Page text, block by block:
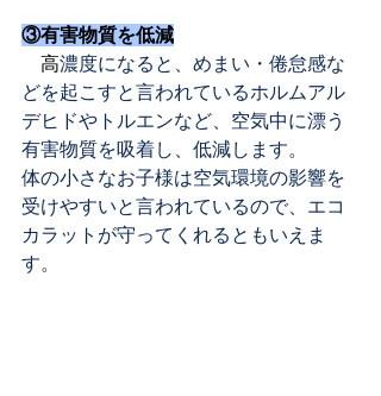
③有害物質を低減
高濃度になると、めまい・倦怠感な
どを起こすと言われているホルムアル
デヒドやトルエンなど、空気中に漂う
有害物質を吸着し、低減します。
体の小さなお子様は空気環境の影響を
受けやすいと言われているので、エコ
カラットが守ってくれるともいえま
す。